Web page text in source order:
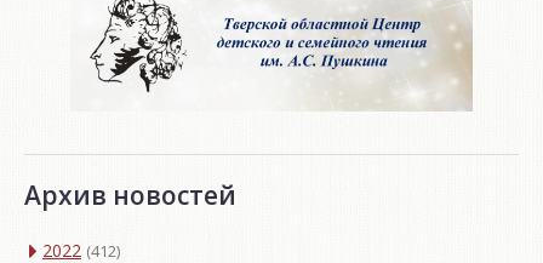
Архив новостей
2022 (412)